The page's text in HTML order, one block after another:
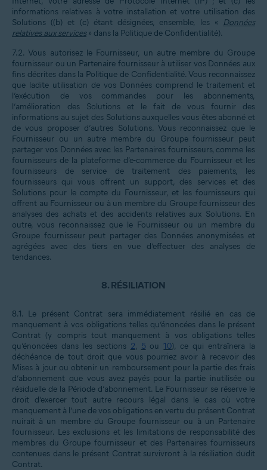
informations relatives à votre installation et votre utilisation des
Solutions ((b) et (c) étant désignées, ensemble, les «
Données
relatives aux services» dans la Politique de Confidentialité).
7.2. Vous autorisez le Fournisseur, un autre membre du Groupe
fournisseur ou un Partenaire fournisseur à utiliser vos Données aux
fins décrites dans la Politique de Confidentialité. Vous reconnaissez
que ladite utilisation de vos Données comprend le traitement et
l’exécution de vos commandes pour les abonnements,
l’amélioration des Solutions et le fait de vous fournir des
informations au sujet des Solutions auxquelles vous êtes abonné et
de vous proposer d’autres Solutions. Vous reconnaissez que le
Fournisseur ou un autre membre du Groupe fournisseur peut
partager vos Données avec les Partenaires fournisseurs, comme les
fournisseurs de la plateforme d’e-commerce du Fournisseur et les
fournisseurs de service de traitement des paiements, les
fournisseurs qui vous offrent un support, des services et des
Solutions pour le compte du Fournisseur, et les fournisseurs qui
offrent au Fournisseur ou à un membre du Groupe fournisseur des
analyses des achats et des accidents relatives aux Solutions. En
outre, vous reconnaissez que le Fournisseur ou un membre du
Groupe fournisseur peut partager des Données anonymisées et
agrégées avec des tiers en vue d’effectuer des analyses de
tendances.
8.RÉSILIATION
8.1. Le présent Contrat sera immédiatement résilié en cas de
manquement à vos obligations telles qu’énoncées dans le présent
Contrat (y compris tout manquement à vos obligations telles
qu’énoncées dans les sections 2, 5 ou 10), ce qui entraînera la
déchéance de tout droit que vous pourriez avoir à recevoir des
Mises à jour ou obtenir un remboursement pour la partie des frais
d’abonnement que vous avez payés pour la partie inutilisée ou
résiduelle de la Période d’abonnement. Le Fournisseur se réserve le
droit d’exercer tout autre recours légal dans le cas où votre
manquement à l’une de vos obligations en vertu du présent Contrat
nuirait à un membre du Groupe fournisseur ou à un Partenaire
fournisseur. Les exclusions et les limitations de responsabilité des
membres du Groupe fournisseur et des Partenaires fournisseurs
contenues dans le présent Contrat survivront à la résiliation dudit
Contrat.